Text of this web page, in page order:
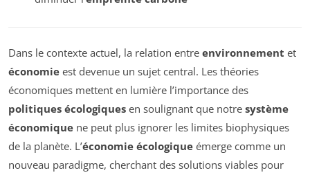
Dans le contexte actuel, la relation entre environnement et
économie est devenue un sujet central. Les théories
économiques mettent en lumière l’importance des
politiques écologiques en soulignant que notre système
économique ne peut plus ignorer les limites biophysiques
de la planète. L’économie écologique émerge comme un
nouveau paradigme, cherchant des solutions viables pour